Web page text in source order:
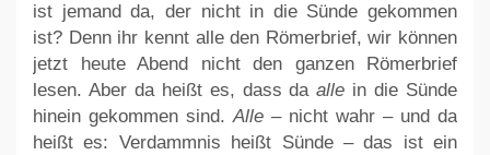
ist jemand da, der nicht in die Sünde gekommen
ist? Denn ihr kennt alle den Römerbrief, wir können
jetzt heute Abend nicht den ganzen Römerbrief
lesen. Aber da heißt es, dass daalle in die Sünde
hinein gekommen sind.Alle – nicht wahr – und da
heißt es: Verdammnis heißt Sünde – das ist ein